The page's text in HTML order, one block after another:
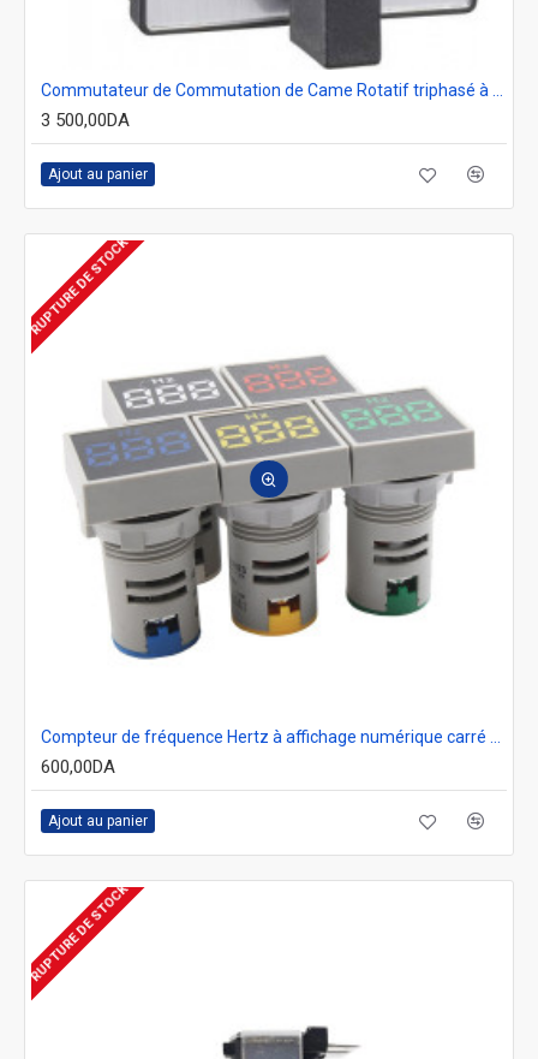
3 500,00DA
Ajout au panier
RUPTURE DE STOCK
600,00DA
Ajout au panier
RUPTURE DE STOCK